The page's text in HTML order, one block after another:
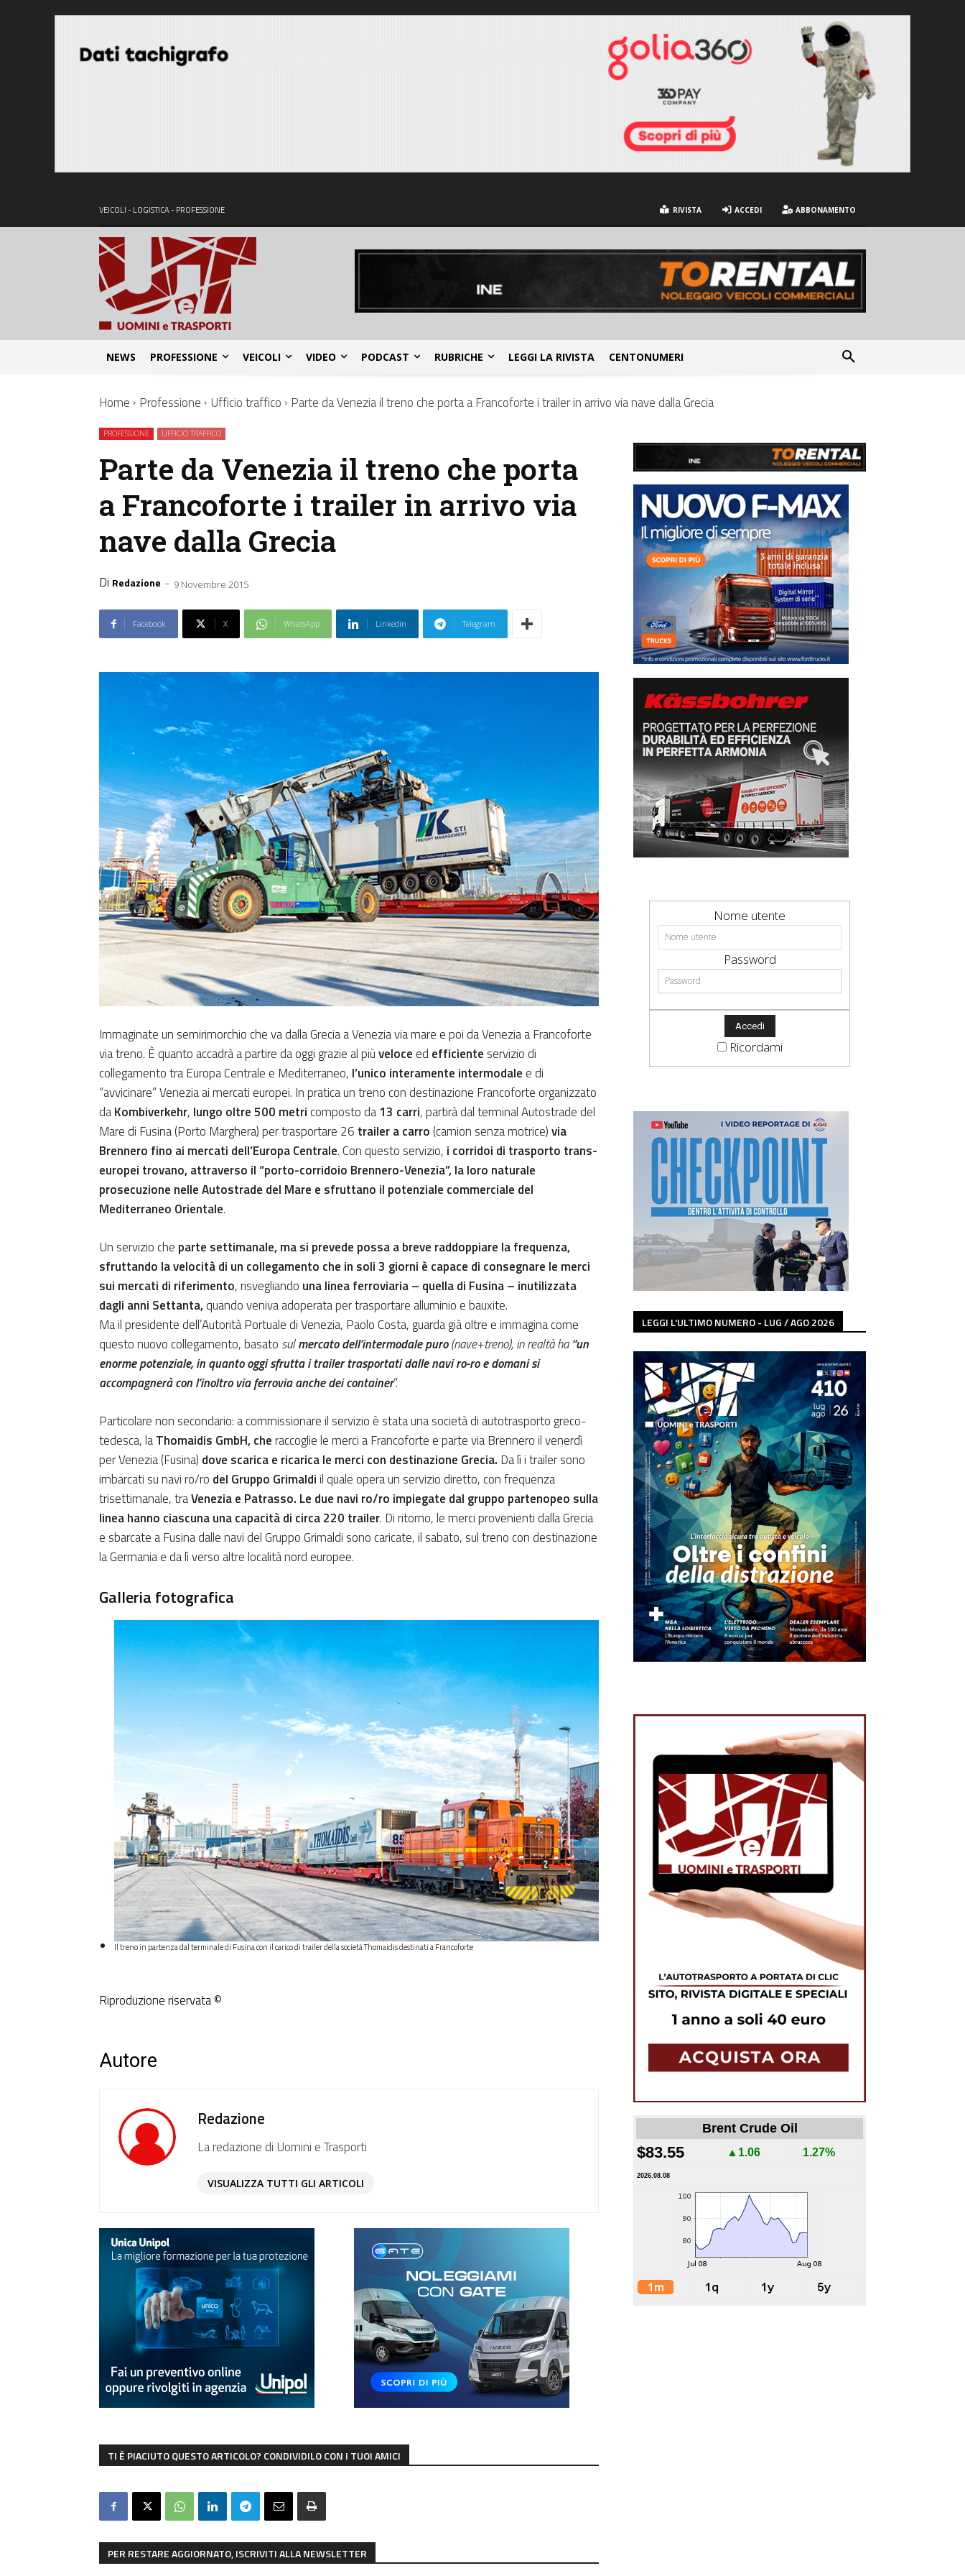
VEICOLI - LOGISTICA - PROFESSIONE RIVISTA ACCEDI ABBONAMENTO
NEWS PROFESSIONE VEICOLI VIDEO PODCAST RUBRICHE LEGGI LA RIVISTA CENTONUMERI
Home Professione Ufficio traffico Parte da Venezia il treno che porta a Francoforte i trailer in arrivo via nave dalla Grecia
PROFESSIONE UFFICIO TRAFFICO
Parte da Venezia il treno che porta
a Francoforte i trailer in arrivo via
nave dalla Grecia
Di Redazione - 9 Novembre 2015
Facebook X WhatsApp Linkedin Telegram
Immaginate un semirimorchio che va dalla Grecia a Venezia via mare e poi da Venezia a Francoforte
via treno. È quanto accadrà a partire da oggi grazie al piùveloce ed efficiente servizio di
collegamento tra Europa Centrale e Mediterraneo, l’unico interamente intermodale e di
“avvicinare” Venezia ai mercati europei. In pratica un treno con destinazione Francoforte organizzato
daKombiverkehr, lungo oltre 500 metri composto da13 carri, partirà dal terminal Autostrade del
Mare di Fusina (Porto Marghera) per trasportare 26 trailer a carro (camion senza motrice)via
Brennero fino ai mercati dell’Europa Centrale. Con questo servizio, i corridoi di trasporto trans-
europei trovano, attraverso il “porto-corridoio Brennero-Venezia”, la loro naturale
prosecuzione nelle Autostrade del Mare e sfruttano il potenziale commerciale del
Mediterraneo Orientale.
Un servizio che parte settimanale, ma si prevede possa a breve raddoppiare la frequenza,
sfruttando la velocità di un collegamento che in soli 3 giorni è capace di consegnare le merci
sui mercati di riferimento, risvegliando una linea ferroviaria – quella di Fusina – inutilizzata
dagli anni Settanta,quando veniva adoperata per trasportare alluminio e bauxite.
Ma il presidente dell’Autorità Portuale di Venezia, Paolo Costa, guarda già oltre e immagina come
questo nuovo collegamento, basato sulmercato dell’intermodale puro(nave+treno), in realtà ha“un
enorme potenziale, in quanto oggi sfrutta i trailer trasportati dalle navi ro-ro e domani si
accompagnerà con l’inoltro via ferrovia anche dei container”.
Particolare non secondario: a commissionare il servizio è stata una società di autotrasporto greco-
tedesca, laThomaidis GmbH, cheraccoglie le merci a Francoforte e parte via Brennero il venerdì
per Venezia (Fusina) dove scarica e ricarica le merci con destinazione Grecia. Da lì i trailer sono
imbarcati su navi ro/ro del Gruppo Grimaldiil quale opera un servizio diretto, con frequenza
trisettimanale, traVenezia e Patrasso. Le due navi ro/ro impiegate dal gruppo partenopeo sulla
linea hanno ciascuna una capacità di circa 220 trailer. Di ritorno, le merci provenienti dalla Grecia
e sbarcate a Fusina dalle navi del Gruppo Grimaldi sono caricate, il sabato, sul treno con destinazione
la Germania e da lì verso altre località nord europee.
Galleria fotografica
Il treno in partenza dal terminale di Fusina con il carico di trailer della società Thomaidis destinati a Francoforte
Riproduzione riservata ©
Autore
Redazione
La redazione di Uomini e Trasporti
VISUALIZZA TUTTI GLI ARTICOLI
TI È PIACIUTO QUESTO ARTICOLO? CONDIVIDILO CON I TUOI AMICI
PER RESTARE AGGIORNATO, ISCRIVITI ALLA NEWSLETTER
Nome utente
Password
Ricordami
LEGGI L'ULTIMO NUMERO - LUG / AGO 2026
Brent Crude Oil
$83.55 ▲1.06 1.27%
2026.08.08